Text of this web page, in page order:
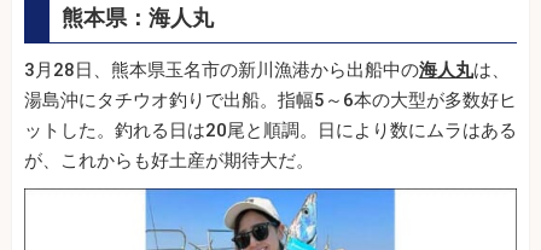
熊本県：海人丸
3月28日、熊本県玉名市の新川漁港から出船中の海人丸は、
湯島沖にタチウオ釣りで出船。指幅5～6本の大型が多数好ヒ
ットした。釣れる日は20尾と順調。日により数にムラはある
が、これからも好土産が期待大だ。